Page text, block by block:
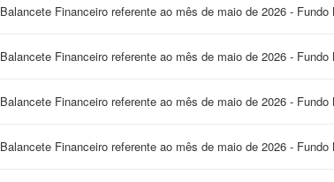
Balancete Financeiro referente ao mês de maio de 2026 -
Balancete Financeiro referente ao mês de maio de 2026 -
Balancete Financeiro referente ao mês de maio de 2026 -
Balancete Financeiro referente ao mês de maio de 2026 -